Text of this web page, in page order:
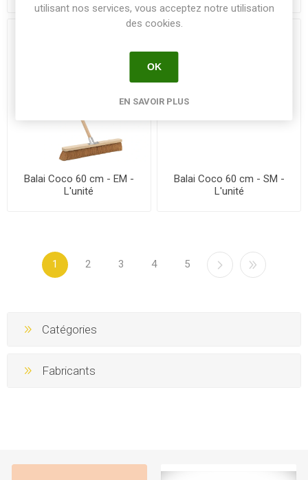
Balai Coco 60 cm - EM -
L'unité
Balai Coco 60 cm - SM -
L'unité
1 2 3 4 5
Catégories
Fabricants
utilisant nos services, vous acceptez notre utilisation
des cookies.
OK
EN SAVOIR PLUS